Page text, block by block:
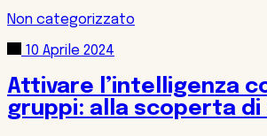
Non categorizzato
10 Aprile 2024
Attivare l’intelligenza
gruppi: alla scoperta di